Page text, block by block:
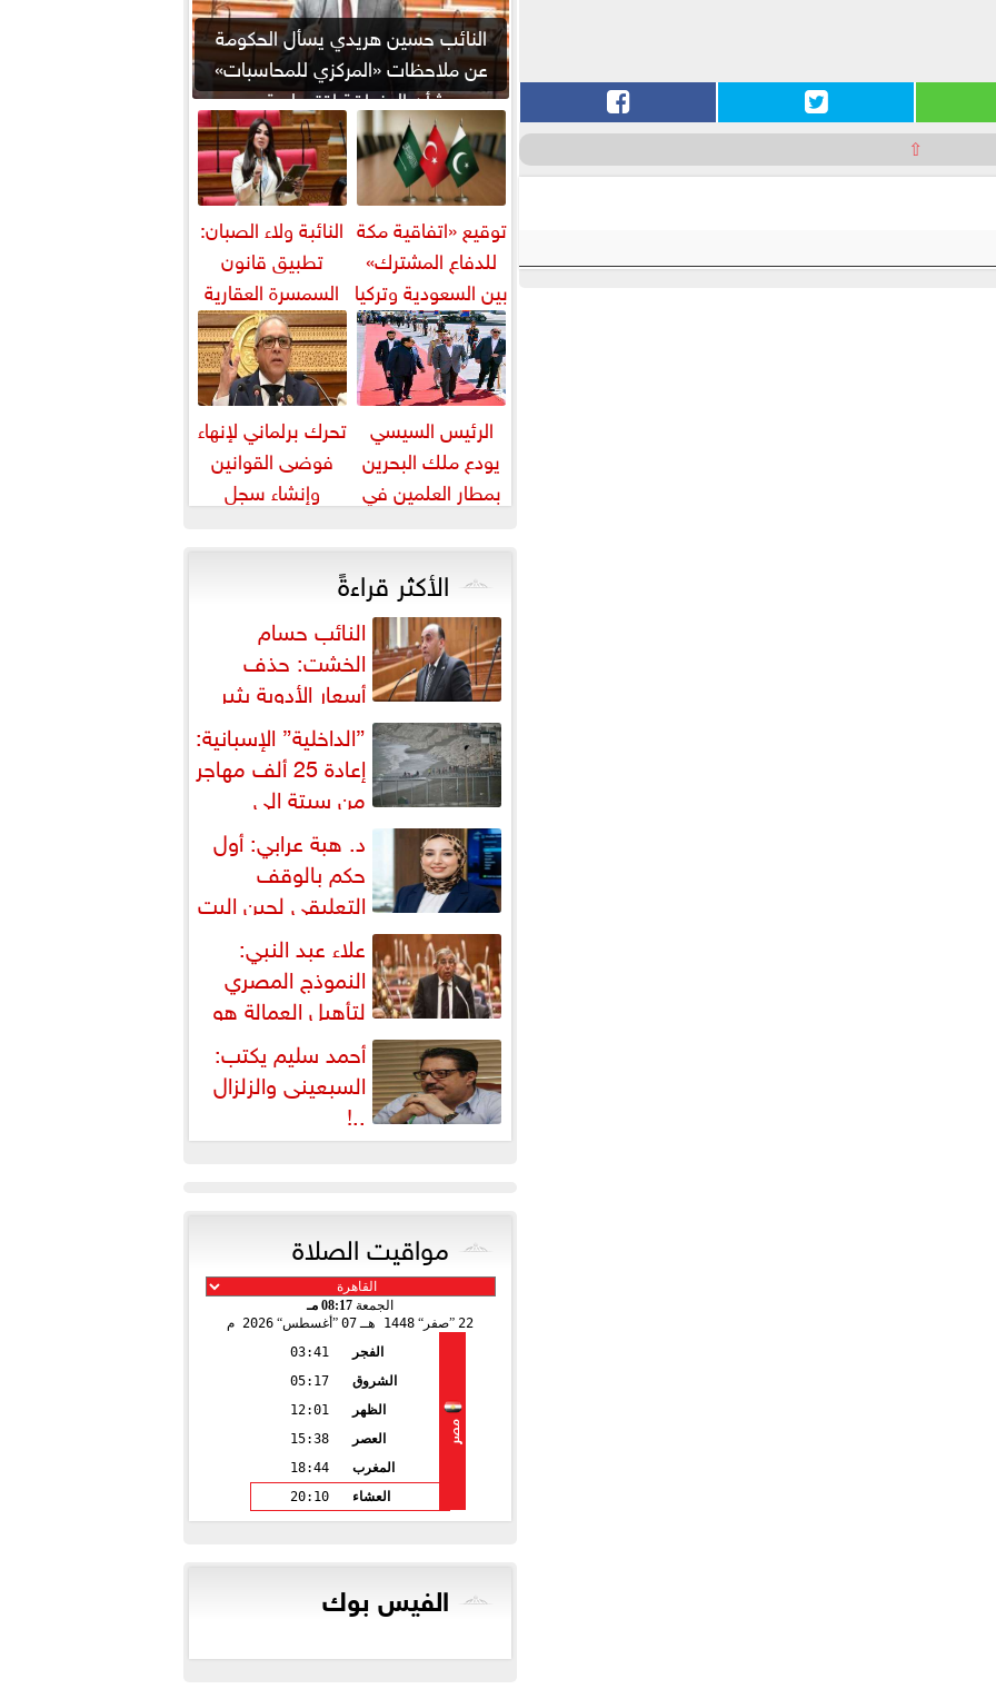
⇧
النائب حسين هريدي يسأل الحكومة
عن ملاحظات «المركزي للمحاسبات»
بشأن المنطقة اقتصادية...
توقيع «اتفاقية مكة
للدفاع المشترك»
بين السعودية وتركيا
وباكستان
النائبة ولاء الصبان:
تطبيق قانون
السمسرة العقارية
ضرورة لضبط
السوق وحماية
حقوق...
الرئيس السيسي
يودع ملك البحرين
بمطار العلمين في
تحرك برلماني لإنهاء
فوضى القوانين
وإنشاء سجل
الأكثر قراءةً
النائب حسام
الخشت: حذف
أسعار الأدوية يثير
إشكالية دستورية ويهدد حق
المواطن...
”الداخلية” الإسبانية:
إعادة 25 ألف مهاجر
من سبتة إلى
المغرب... وارتفاع حصيلة...
د. هبة عرابي: أول
حكم بالوقف
التعليقي لحين البت
في الطعن على... علاء عبد النبي:
النموذج المصري
لتأهيل العمالة هو
البديل العملي والأمثل لأزمات...
أحمد سليم يكتب:
السبعينى والزلزال
..!
مواقيت الصلاة
الجمعة 08:17 مـ
22 صفر 1448 هـ 07 أغسطس 2026 م
مصر
الفجر
03:41
الشروق
05:17
الظهر
12:01
العصر
15:38
المغرب
18:44
العشاء
20:10
الفيس بوك